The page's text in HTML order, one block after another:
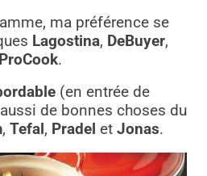
ma préférence se
Lagostina, DeBuyer,
ProCook.
(en entrée de
de bonnes choses du
, Tefal , Pradel et Jonas.